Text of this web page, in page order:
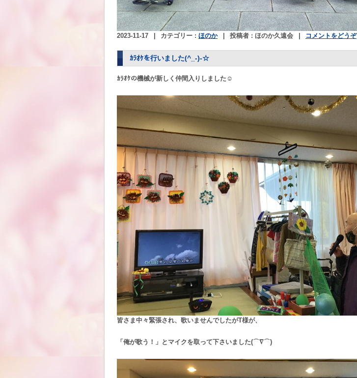
2023-11-17 カテゴリー : ほのか 投稿者 : ほのか久遠会 コメントをどうぞ
ｶﾗｵｹを行いました(^_-)-☆
ｶﾗｵｹの機械が新しく仲間入りしました☺
皆さま中々緊張され、歌いませんでしたがT様が、
「俺が歌う！」とマイクを取って下さいました(⌒∇⌒)